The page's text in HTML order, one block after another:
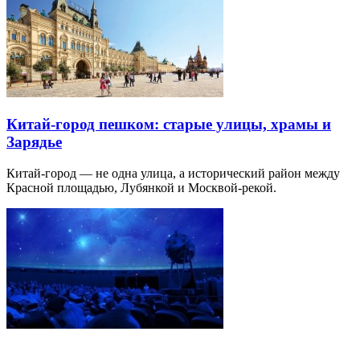
Китай-город пешком: старые улицы, храмы и
Зарядье
Китай-город — не одна улица, а исторический район между
Красной площадью, Лубянкой и Москвой-рекой.